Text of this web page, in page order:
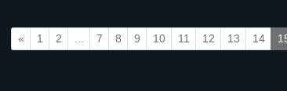
« 1 2 7 8 9 10 11 12 13 14